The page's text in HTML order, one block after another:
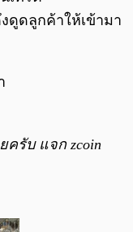
งดูดลูกค้าให้เข้ามา
ครับ แจก zcoin